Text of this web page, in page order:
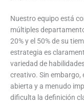
Nuestro equipo está
múltiples
20% y el 50% de su
estrategia es
variedad de
creativo. Sin embargo,
abierta y a menudo
dificulta la definición